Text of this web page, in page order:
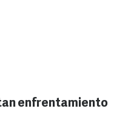
enfrentamiento